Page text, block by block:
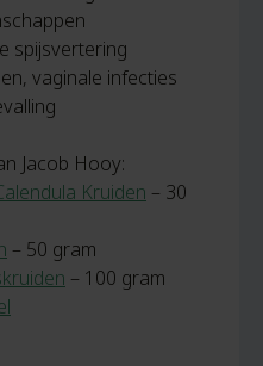
spijsvertering
vaginale infecties
Jacob Hooy:
Kruiden – 30
– 50 gram
– 100 gram